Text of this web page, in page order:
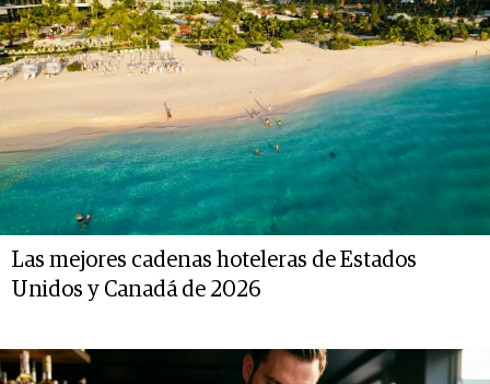
Las mejores cadenas hoteleras de Estados
Unidos y Canadá de 2026